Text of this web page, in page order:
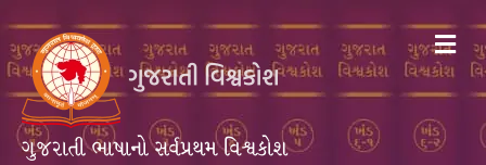
ગુજરાતી ભાષાનો સર્વપ્રથમ વિશ્વકોશ